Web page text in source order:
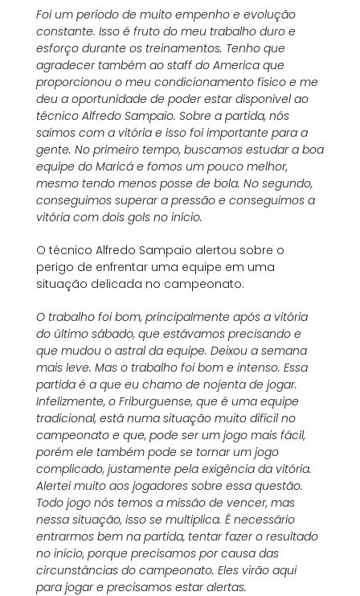
Foi um período de muito empenho e evolução
constante. Isso é fruto do meu trabalho duro e
esforço durante os treinamentos. Tenho que
agradecer também ao staff do America que
proporcionou o meu condicionamento físico e me
deu a oportunidade de poder estar disponível ao
técnico Alfredo Sampaio. Sobre a partida, nós
saímos com a vitória e isso foi importante para a
gente. No primeiro tempo, buscamos estudar a boa
equipe do Maricá e fomos um pouco melhor,
mesmo tendo menos posse de bola. No segundo,
conseguimos superar a pressão e conseguimos a
vitória com dois gols no início.
O técnico Alfredo Sampaio alertou sobre o
perigo de enfrentar uma equipe em uma
situação delicada no campeonato:
O trabalho foi bom, principalmente após a vitória
do último sábado, que estávamos precisando e
que mudou o astral da equipe. Deixou a semana
mais leve. Mas o trabalho foi bom e intenso. Essa
partida é a que eu chamo de nojenta de jogar.
Infelizmente, o Friburguense, que é uma equipe
tradicional, está numa situação muito difícil no
campeonato e que, pode ser um jogo mais fácil,
porém ele também pode se tornar um jogo
complicado, justamente pela exigência da vitória.
Alertei muito aos jogadores sobre essa questão.
Todo jogo nós temos a missão de vencer, mas
nessa situação, isso se multiplica. É necessário
entrarmos bem na partida, tentar fazer o resultado
no início, porque precisamos por causa das
circunstâncias do campeonato. Eles virão aqui
para jogar e precisamos estar alertas.